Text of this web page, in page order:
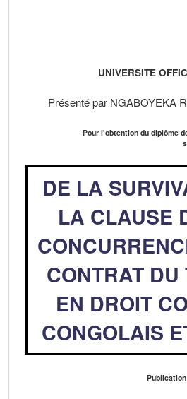
UNIVERSITE
Présenté par NGABOYEKA
Pour l'obtention du diplôme
DE LA
LA CLAUSE
CONTRAT
EN DROIT
CONGOLAIS